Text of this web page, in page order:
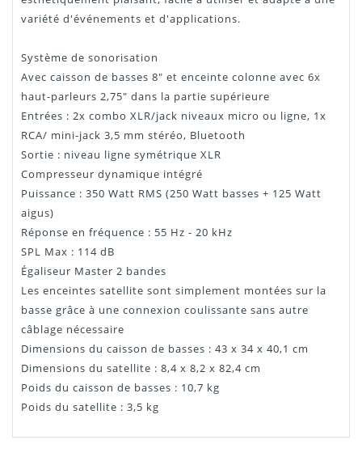
variété d'événements et d'applications.
Système de sonorisation
Avec caisson de basses 8" et enceinte colonne avec 6x
haut-parleurs 2,75" dans la partie supérieure
Entrées : 2x combo XLR/jack niveaux micro ou ligne, 1x
RCA/ mini-jack 3,5 mm stéréo, Bluetooth
Sortie : niveau ligne symétrique XLR
Compresseur dynamique intégré
Puissance : 350 Watt RMS (250 Watt basses + 125 Watt
aigus)
Réponse en fréquence : 55 Hz - 20 kHz
SPL Max : 114 dB
Égaliseur Master 2 bandes
Les enceintes satellite sont simplement montées sur la
basse grâce à une connexion coulissante sans autre
câblage nécessaire
Dimensions du caisson de basses : 43 x 34 x 40,1 cm
Dimensions du satellite : 8,4 x 8,2 x 82,4 cm
Poids du caisson de basses : 10,7 kg
Poids du satellite : 3,5 kg